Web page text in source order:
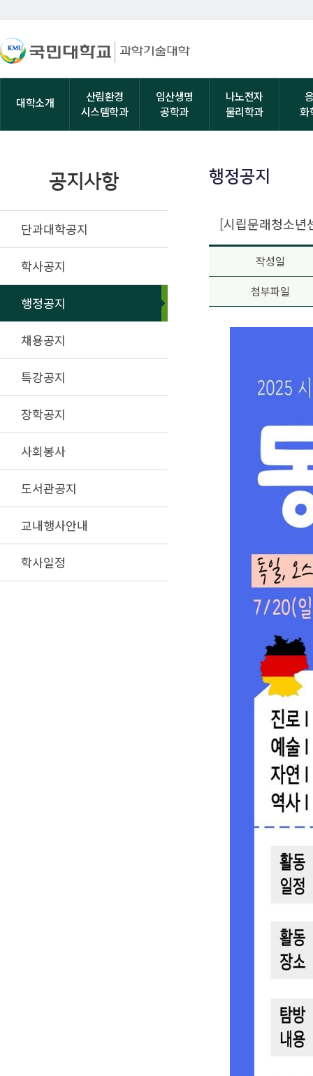
대학소개
산림환경
시스템학과
임산생명
공학과
나노전자
물리학과
화
공지사항
단과대학공지
학사공지
행정공지
채용공지
특강공지
장학공지
사회봉사
도서관공지
교내행사안내
학사일정
행정공지
[시립문래청소
작성일
첨부파일